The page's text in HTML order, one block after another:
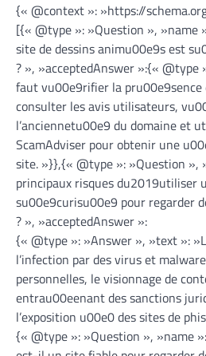
{« @context »: »https://
[{« @type »: »Question », »name
site de dessins animu00e9s est
? », »acceptedAnswer »:{«
faut vu00e9rifier la
consulter les avis utilisateurs,
l’anciennetu00e9 du domaine et
ScamAdviser pour obtenir une
site. »}},{« @type »: »Question »,
principaux risques du2019utiliser
su00e9curisu00e9 pour regarder
? », »acceptedAnswer »:
{« @type »: »Answer », »text »:
l’infection par des virus et
personnelles, le visionnage de
entrau00eenant des sanctions
l’exposition u00e0 des sites de
{« @type »: »Question », »name